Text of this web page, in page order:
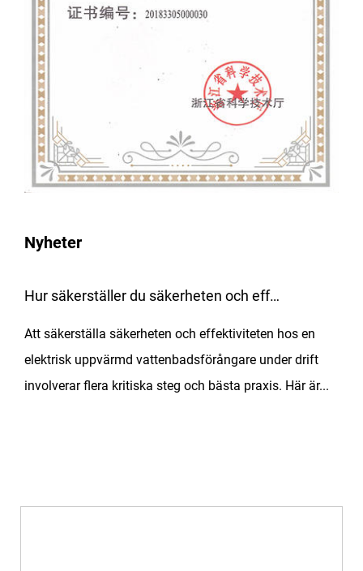
Nyheter
Hur säkerställer du säkerheten och effektiviteten för den elektriska uppvärmda vattenbadsförångaren under drift?
Att säkerställa säkerheten och effektiviteten hos en
elektrisk uppvärmd vattenbadsförångare under drift
involverar flera kritiska steg och bästa praxis. Här är...